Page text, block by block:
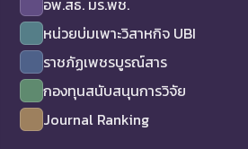
อพ.สธ. มร.พช.
หน่วยบ่มเพาะวิสาหกิจ UBI
ราชภัฏเพชรบูรณ์สาร
กองทุนสนับสนุนการวิจัย
Journal Ranking